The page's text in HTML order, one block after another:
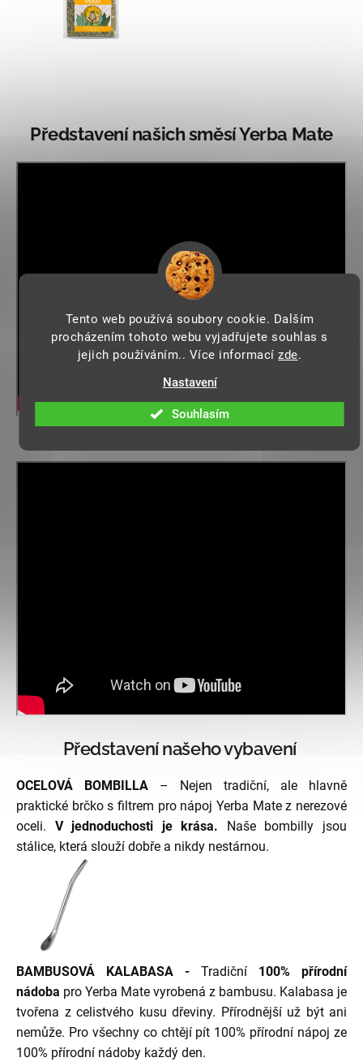
Tento web používá soubory cookie. Dalším
procházením tohoto webu vyjadřujete souhlas s
jejich používáním.. Více informacízde.
Nastavení
Souhlasím
Představení našich směsí Yerba Mate
Představení našeho vybavení
OCELOVÁ BOMBILLA –
Nejen tradiční, ale hlavně
praktické brčko s filtrem pro nápoj Yerba Mate z nerezové
oceli. V jednoduchosti je krása.
Naše bombilly jsou
stálice, která slouží dobře a nikdy nestárnou.
BAMBUSOVÁ KALABASA - Tradiční 100% přírodní
nádoba pro Yerba Mate vyrobená z bambusu. Kalabasa je
tvořena z celistvého kusu dřeviny. Přírodnější už být ani
nemůže. Pro všechny co chtějí pít 100% přírodní nápoj ze
100% přírodní nádoby každý den.